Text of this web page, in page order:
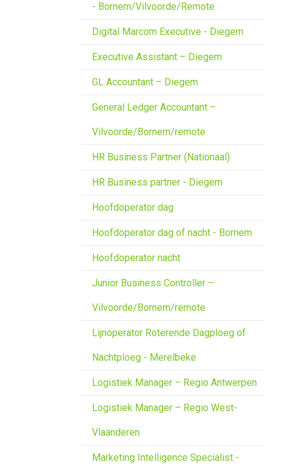
- Bornem/Vilvoorde/Remote
Digital Marcom Executive - Diegem
Executive Assistant – Diegem
GL Accountant – Diegem
General Ledger Accountant –
Vilvoorde/Bornem/remote
HR Business Partner (Nationaal)
HR Business partner - Diegem
Hoofdoperator dag
Hoofdoperator dag of nacht - Bornem
Hoofdoperator nacht
Junior Business Controller –
Vilvoorde/Bornem/remote
Lijnoperator Roterende Dagploeg of
Nachtploeg - Merelbeke
Logistiek Manager – Regio Antwerpen
Logistiek Manager – Regio West-
Vlaanderen
Marketing Intelligence Specialist -